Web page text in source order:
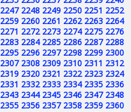
2247 2248 2249 2250 2251 2252
2259 2260 2261 2262 2263 2264
2271 2272 2273 2274 2275 2276
2283 2284 2285 2286 2287 2288
2295 2296 2297 2298 2299 2300
2307 2308 2309 2310 2311 2312
2319 2320 2321 2322 2323 2324
2331 2332 2333 2334 2335 2336
2343 2344 2345 2346 2347 2348
2355 2356 2357 2358 2359 2360